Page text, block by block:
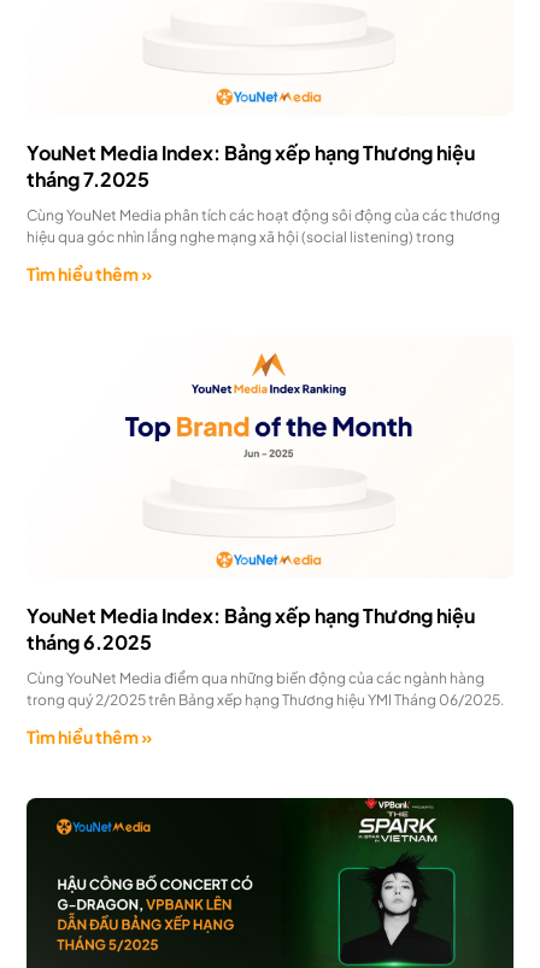
YouNet Media Index: Bảng xếp hạng Thương hiệu
tháng 7.2025
Cùng YouNet Media phân tích các hoạt động sôi động của các thương
hiệu qua góc nhìn lắng nghe mạng xã hội (social listening) trong
Tìm hiểu thêm »
YouNet Media Index: Bảng xếp hạng Thương hiệu
tháng 6.2025
Cùng YouNet Media điểm qua những biến động của các ngành hàng
trong quý 2/2025 trên Bảng xếp hạng Thương hiệu YMI Tháng 06/2025.
Tìm hiểu thêm »